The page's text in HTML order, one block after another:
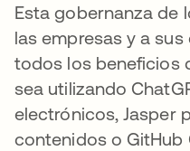
Esta gobernanza de
las empresas y a
todos los beneficios
sea utilizando
electrónicos, Jasper
contenidos o GitHub